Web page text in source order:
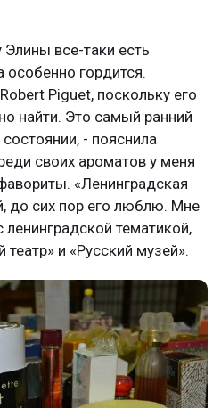
все-таки есть
гордится.
Piguet, поскольку его
найти. Это самый ранний
- пояснила
своих ароматов у меня
«Ленинградская
до сих пор его люблю. Мне
ленинградской тематикой,
и «Русский музей».